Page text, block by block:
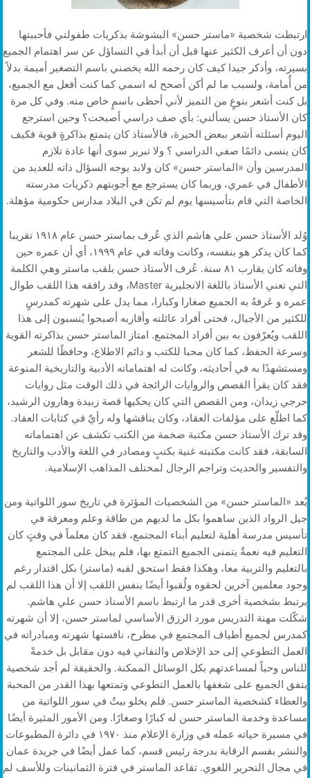
ارتبطت شخصية «ماستر حسن» البشوشة بذكريات طفولتي فأحببتها
دون أن أعرف الكثير عنها قبل أن أبدأ في التساؤل عن سر اهتمام الجميع
بسيرته، وأذكر جيدا كيف كان رحمه الله يخصني باسم التصغير أميمة بدلاً
من أُمامة، ولسبب ما لم أكن أصحح له اسمي كما كنت أفعل مع الجميع،
بل كنت أشعر بنوعٍ من التميز لأني أحظى باسمٍ خاص منه. وفي كل مرة
كان الأستاذ حسن يسألني: بأي صف دراسي أصبحت؟ وحين استرجع
اليوم أسئلته أشعر ببعض الحيرة، فالأستاذ كان يتمتع بذاكرةٍ قوية فكيف
كان ينسى دائمًا صفي الدراسي ؟ ولا تبرير سوى أنها عادة تلازم
المدرسين وأن «الماستر حسن» كان ولابد يوجه السؤال ذاته للعديد من
الأطفال في عمري، وربما كان يسترجع مع أجوبتهم ذكريات مدرسته
الخاصة التي قام بتأسيسها يوم لم تكن في البلاد مدارس حكومية مؤهلة.
وُلد الأستاذ حسن علي هاشم الذي عُرف بماستر حسن عام ١٩١٨ تقريبا
كما كان يذكر هو بنفسه، وكانت وفاته في عام ١٩٩٩، أي أن عمره حين
وفاته كان يقارب ٨١ سنة. عُرف الأستاذ حسن بلقب ماستر وهي الكلمة
التي تعني الأستاذ باللغة الانجليزية Master، وقد رافقه هذا اللقب طوال
عمره و عَرفهُ به الجميع صغارا وكبارا، مما يدل على شهرته كمدرسٍ
للكثير من الأجيال، فحتى أفراد عائلته وأقاربه أصبحوا يُنسبون إلى هذا
اللقب ويُعرّفون به بين أفراد المجتمع. امتاز الماستر حسن بذاكرته القوية
وسرعة الحفظ، كما كان محبا للكتب و دائم الاطلاع، وحافظًا للشعر
ومستشهدًا به في أحاديثه، وكانت له اهتماماته الأدبية والتاريخية المنوعة
فقد كان يقرأ القصص والروايات الرائجة في ذلك الوقت مثل روايات
جرجي زيدان، ومن القصص التي كان يحكيها قصة زبيدة وهارون الرشيد،
كما اطلّع على مؤلفات العقاد، وكان يناقشها وله رأيٌ في كتابات العقاد.
وقد ترك الأستاذ حسن مكتبة ضخمة من الكتب تكشف عن اهتماماته
السابقة، فقد كانت مكتبته غنية بكتبٍ ومصادر في اللغة والأدب والتاريخ
والتفسير والحديث وتراجم الرجال لمختلف المذاهب الإسلامية.
يُعد «الماستر حسن» من الشخصيات المؤثرة في تاريخ سور اللواتية ومن
جيل الرواد الذين ساهموا بكل ما لديهم من طاقة وعلم ومعرفة في
تأسيس مدرسة أهلية لتعليم أبناء المجتمع، فقد كان معلماً في وقتٍ كان
التعليم فيه نعمةٌ يتمنى الجميع التمتع بها، فلم يبخل على المجتمع
بالتعليم والتربية معا، وهكذا فقط استحق لقبه (ماستر) بكل اقتدار رغم
وجود معلمين آخرين لحقوه ولُقبوا أيضًا بنفس اللقب إلا أن هذا اللقب لم
يرتبط بشخصية أخرى قدر ما ارتبط باسم الأستاذ حسن علي هاشم.
شكّلت مهنة التدريس مورد الرزق الأساسي لماستر حسن، إلا أن شهرته
كمدرس لجميع أطياف المجتمع في مطرح، نافستها شهرته ومبادراته في
العمل التطوعي إلى حد الإخلاص والتفاني فيه دون مقابل بل خدمةً
للناس وحباً لمساعدتهم بكل الوسائل الممكنة. والحقيقة لم أجد شخصية
يتفق الجميع على شغفها بالعمل التطوعي وتمتعها بهذا القدر من المحبة
والعطاء كشخصية الماستر حسن. فلم يخلو بيتٌ في سور اللواتية من
مساعدة وخدمة الماستر حسن له كبارًا وصغارًا. ومن الأمور المثيرة أيضًا
في مسيرة حياته عمله في وزارة الإعلام منذ ١٩٧٠ في دائرة المطبوعات
والنشر بقسم الرقابة بدرجة رئيس قسم، كما عمل أيضًا في جريدة عمان
في مجال التحرير اللغوي. تقاعد الماستر في فترة الثمانينات وللأسف لم